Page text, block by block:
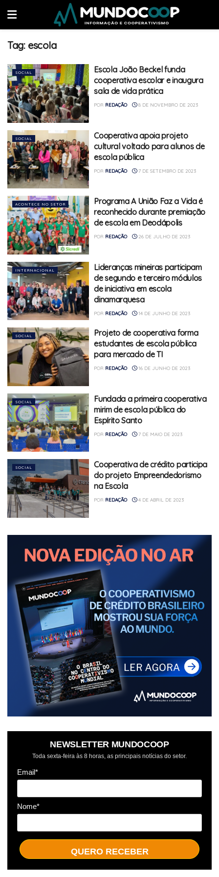
Tag: escola
SOCIAL
Escola João Beckel funda
cooperativa escolar e inaugura
sala de vida prática
POR REDAÇÃO 8 DE NOVEMBRO DE 2023
SOCIAL
Cooperativa apoia projeto
cultural voltado para alunos de
escola pública
POR REDAÇÃO 7 DE SETEMBRO DE 2023
ACONTECE NO SETOR
Programa A União Faz a Vida é
reconhecido durante premiação
de escola em Deodápolis
POR REDAÇÃO 26 DE JULHO DE 2023
INTERNACIONAL
Lideranças mineiras participam
de segundo e terceiro módulos
de iniciativa em escola
dinamarquesa
POR REDAÇÃO 14 DE JUNHO DE 2023
SOCIAL
Projeto de cooperativa forma
estudantes de escola pública
para mercado de TI
POR REDAÇÃO 16 DE JUNHO DE 2023
SOCIAL
Fundada a primeira cooperativa
mirim de escola pública do
Espírito Santo
POR REDAÇÃO 7 DE MAIO DE 2023
SOCIAL
Cooperativa de crédito participa
do projeto Empreendedorismo
na Escola
POR REDAÇÃO 4 DE ABRIL DE 2023
NEWSLETTER MUNDOCOOP
Toda sexta-feira às 8 horas, as principais notícias do setor.
Email*
Nome*
QUERO RECEBER